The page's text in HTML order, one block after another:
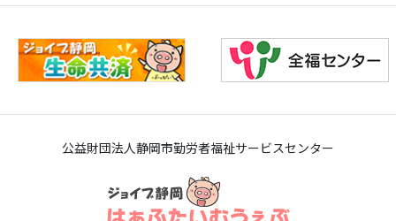
公益財団法人静岡市勤労者福祉サービスセンター